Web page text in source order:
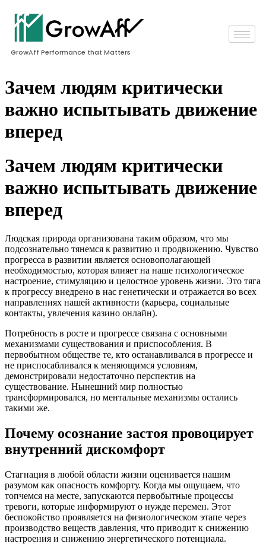
GrowAff Performance that Matters
Зачем людям критически
важно испытывать движение
вперед
Зачем людям критически
важно испытывать движение
вперед
Людская природа организована таким образом, что мы
подсознательно тянемся к развитию и продвижению. Чувство
прогресса в развитии является основополагающей
необходимостью, которая влияет на наше психологическое
настроение, стимуляцию и целостное уровень жизни. Это тяга
к прогрессу внедрено в нас генетически и отражается во всех
направлениях нашей активности (карьера, социальные
контакты, увлечения казино онлайн).
Потребность в росте и прогрессе связана с основными
механизмами существования и приспособления. В
первобытном обществе те, кто останавливался в прогрессе и
не приспосабливался к меняющимся условиям,
демонстрировали недостаточно перспектив на
существование. Нынешний мир полностью
трансформировался, но ментальные механизмы остались
такими же.
Почему осознание застоя провоцирует
внутренний дискомфорт
Стагнация в любой области жизни оценивается нашим
разумом как опасность комфорту. Когда мы ощущаем, что
топчемся на месте, запускаются первобытные процессы
тревоги, которые информируют о нужде перемен. Этот
беспокойство проявляется на физиологическом этапе через
производство веществ давления, что приводит к снижению
настроения и снижению энергетического потенциала.